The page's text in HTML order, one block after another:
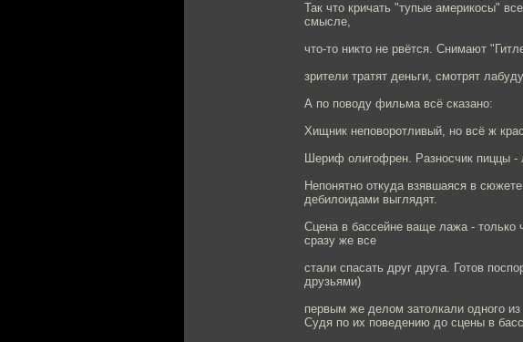
Так что кричать "тупые америкосы"
смысле,
что-то никто не рвётся. Снимают
зрители тратят деньги, смотрят
А по поводу фильма всё сказано:
Хищник неповоротливый, но всё ж
Шериф олигофрен. Разносчик пиццы -
Непонятно откуда взявшаяся в
дебилоидами выглядят.
Сцена в бассейне ваще лажа - только
сразу же все
стали спасать друг друга. Готов
друзьями)
первым же делом затолкали одного
Судя по их поведению до сцены в